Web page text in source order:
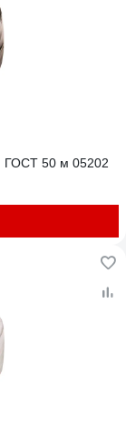
50 м 05202